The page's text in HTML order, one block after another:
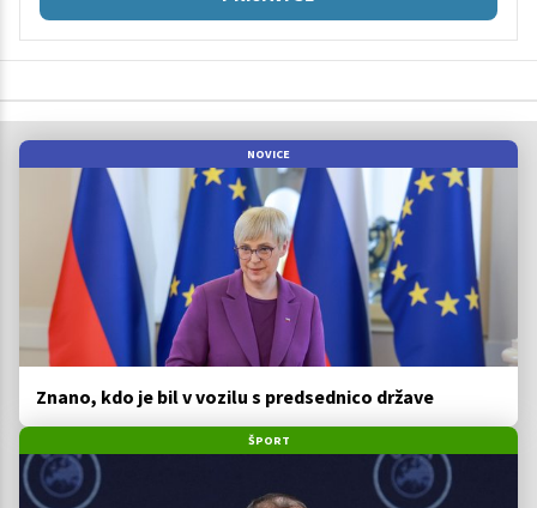
NOVICE
Znano, kdo je bil v vozilu s predsednico države
ŠPORT